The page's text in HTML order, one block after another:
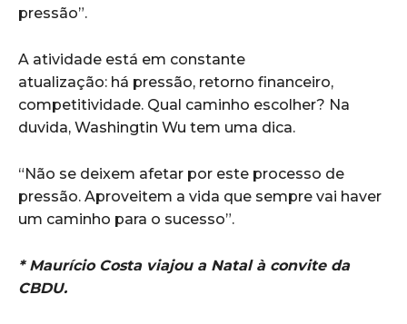
pressão”.
A atividade está em constante
atualização: há pressão, retorno financeiro,
competitividade. Qual caminho escolher? Na
duvida, Washingtin Wu tem uma dica.
“Não se deixem afetar por este processo de
pressão. Aproveitem a vida que sempre vai haver
um caminho para o sucesso”.
* Maurício Costa viajou a Natal à convite da
CBDU.